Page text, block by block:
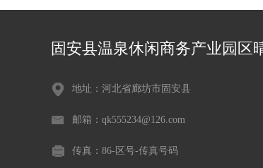
固安县温泉休闲商务产业园区
地址：河北省廊坊市固安县
邮箱：qk555234@126.com
传真：86-区号-传真号码